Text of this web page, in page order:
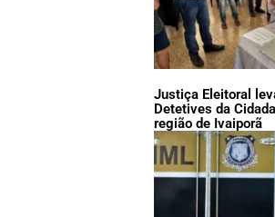
Justiça Eleitoral
Detetives da
região de Ivaiporã